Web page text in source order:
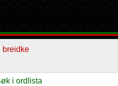
breidke